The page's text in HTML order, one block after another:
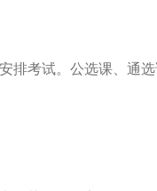
排考试。公选课、通